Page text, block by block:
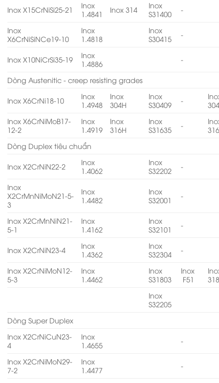
Inox X15CrNiSi25-21
Inox
1.4841
Inox 314
Inox
S31400
-
Inox
X6CrNiSiNCe19-10
Inox
1.4818
Inox
S30415
-
Inox X10NiCrSi35-19
Inox
1.4886
-
Dòng Austenitic - creep resisting grades
Inox X6CrNi18-10
Inox
1.4948
Inox
304H
Inox
S30409
-
Inox X6CrNiMoB17-
12-2
Inox
1.4919
Inox
316H
Inox
S31635
-
Dòng Duplex tiêu chuẩn
Inox X2CrNiN22-2
Inox
1.4062
Inox
S32202
-
Inox
X2CrMnNiMoN21-5-
3
Inox
1.4482
Inox
S32001
-
Inox X2CrMnNiN21-
5-1
Inox
1.4162
Inox
S32101
-
Inox X2CrNiN23-4
Inox
1.4362
Inox
S32304
-
Inox X2CrNiMoN12-
5-3
Inox
1.4462
Inox
S31803
Inox
F51
Inox
S32205
Dòng Super Duplex
Inox X2CrNiCuN23-
4
Inox
1.4655
-
Inox X2CrNiMoN29-
7-2
Inox
1.4477
-